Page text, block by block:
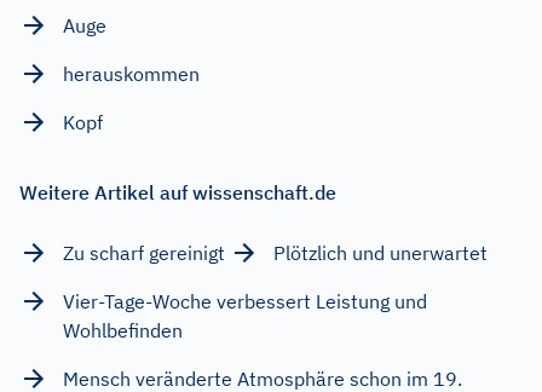
Auge
herauskommen
Kopf
Weitere Artikel auf wissenschaft.de
Zu scharf gereinigt
Plötzlich und unerwartet
Vier-Tage-Woche verbessert Leistung und
Wohlbefinden
Mensch veränderte Atmosphäre schon im 19.